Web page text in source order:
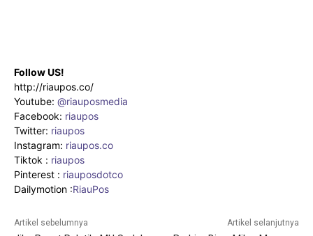
Follow US!
http://riaupos.co/
Youtube: @riauposmedia
Facebook: riaupos
Twitter: riaupos
Instagram: riaupos.co
Tiktok : riaupos
Pinterest : riauposdotco
Dailymotion :RiauPos
Artikel sebelumnya Artikel selanjutnya